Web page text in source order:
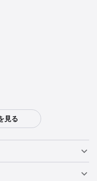
見る